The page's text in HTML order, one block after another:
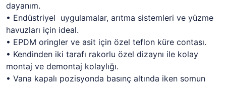
dayanım.
• Endüstriyel uygulamalar, arıtma sistemleri ve yüzme
havuzları için ideal.
• EPDM oringler ve asit için özel teflon küre contası.
• Kendinden iki tarafı rakorlu özel dizaynı ile kolay
montaj ve demontaj kolaylığı.
• Vana kapalı pozisyonda basınç altında iken somun